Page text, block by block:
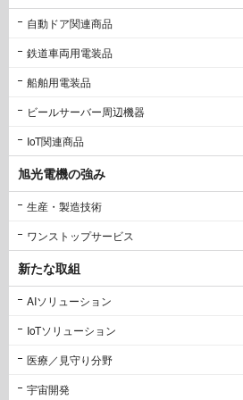
自動ドア関連商品
鉄道車両用電装品
船舶用電装品
ビールサーバー周辺機器
IoT関連商品
旭光電機の強み
生産・製造技術
ワンストップサービス
新たな取組
AIソリューション
IoTソリューション
医療／見守り分野
宇宙開発